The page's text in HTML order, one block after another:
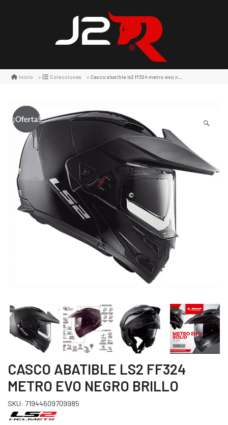
Inicio Colecciones Casco abatible ls2 ff324 metro evo negro brillo
CASCO ABATIBLE LS2 FF324
METRO EVO NEGRO BRILLO
SKU: 71944609709985